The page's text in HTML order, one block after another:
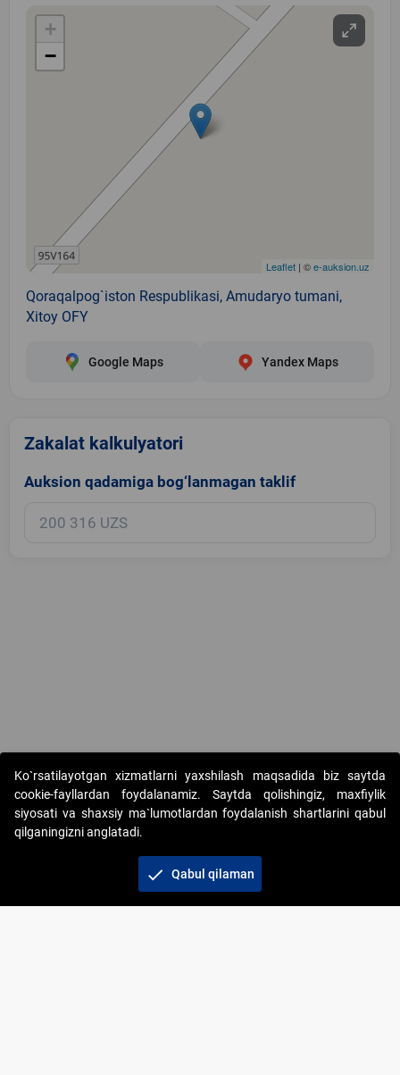
+
−
Leaflet | ©e-auksion.uz
Qoraqalpog`iston Respublikasi, Amudaryo tumani,
Xitoy OFY
Google Maps Yandex Maps
Zakalat kalkulyatori
Auksion qadamiga bog‘lanmagan taklif
Copyright © 2017-2026. "Elektron onlayn-auksionlarni tashkil etish"
AJ. Barcha huquqlar himoyalangan
+998 71 202-21-11
Ko`rsatilayotgan xizmatlarni yaxshilash maqsadida biz saytda
cookie-fayllardan foydalanamiz. Saytda qolishingiz, maxfiylik
siyosati va shaxsiy ma`lumotlardan foydalanish shartlarini qabul
qilganingizni anglatadi.
check Qabul qilaman